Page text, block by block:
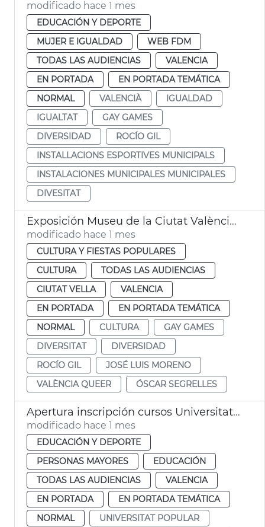
modificado hace 1 mes
EDUCACIÓN Y DEPORTE
MUJER E IGUALDAD
WEB FDM
TODAS LAS AUDIENCIAS
VALENCIA
EN PORTADA
EN PORTADA TEMÁTICA
NORMAL
VALENCIÀ
IGUALDAD
IGUALTAT
GAY GAMES
DIVERSIDAD
ROCÍO GIL
INSTALLACIONS ESPORTIVES MUNICIPALS
INSTALACIONES MUNICIPALES MUNICIPALES
DIVESITAT
Exposición Museu de la Ciutat València Queer Gay Games 2026
modificado hace 1 mes
CULTURA Y FIESTAS POPULARES
CULTURA
TODAS LAS AUDIENCIAS
CIUTAT VELLA
VALENCIA
EN PORTADA
EN PORTADA TEMÁTICA
NORMAL
CULTURA
GAY GAMES
DIVERSITAT
DIVERSIDAD
ROCÍO GIL
JOSÉ LUIS MORENO
VALÈNCIA QUEER
ÓSCAR SEGRELLES
Apertura inscripción cursos Universitat Popular València
modificado hace 1 mes
EDUCACIÓN Y DEPORTE
PERSONAS MAYORES
EDUCACIÓN
TODAS LAS AUDIENCIAS
VALENCIA
EN PORTADA
EN PORTADA TEMÁTICA
NORMAL
UNIVERSITAT POPULAR